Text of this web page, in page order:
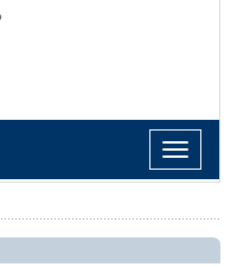
Toggle
navigation